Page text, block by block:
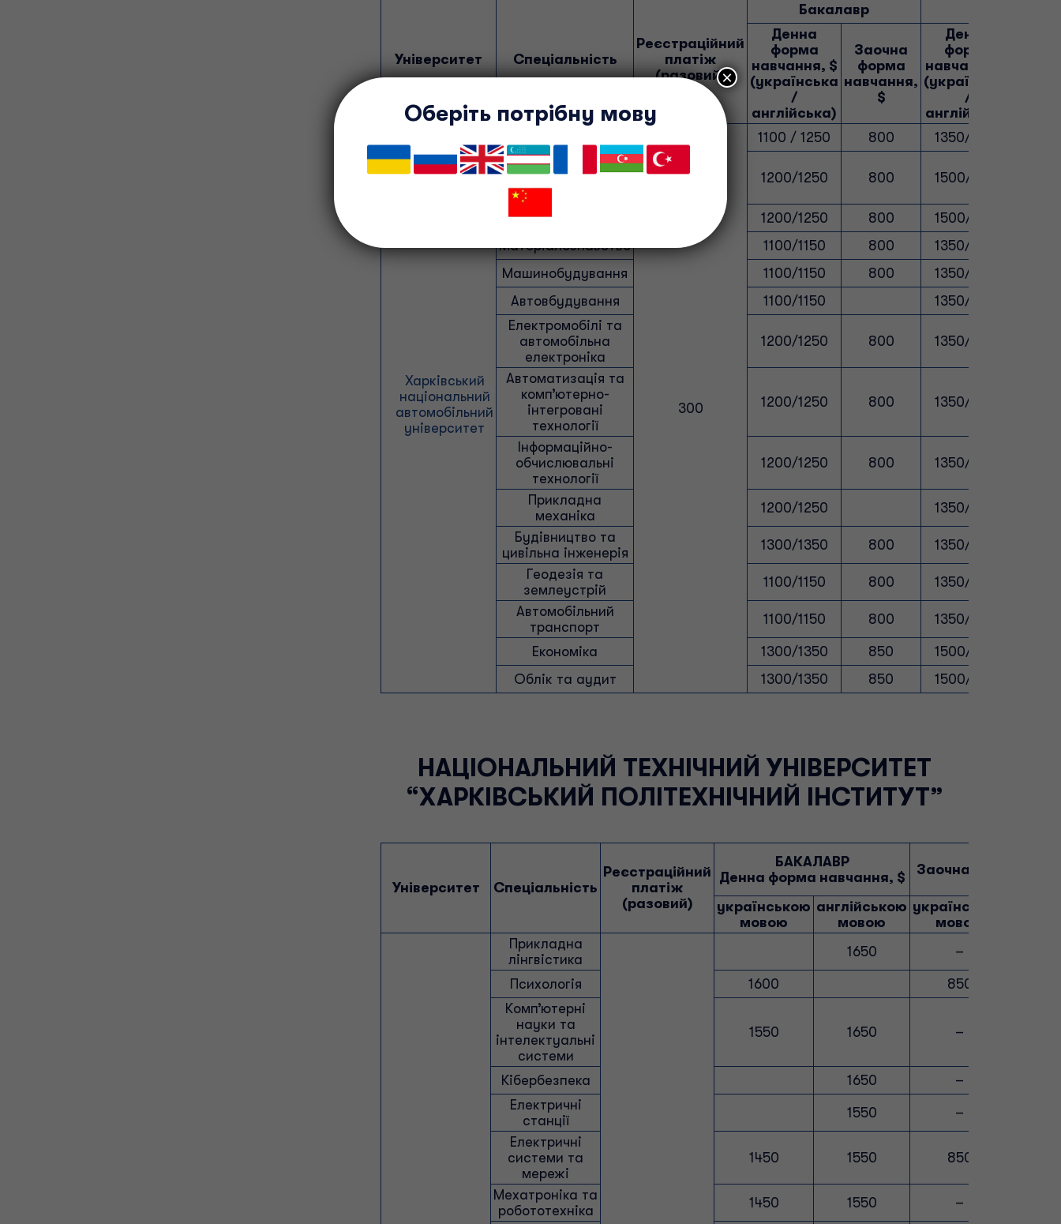
Університет Спеціальність
Реєстраційний
платіж
(разовий)
Бакалавр
Денна
форма
навчання, $
(українська
/
англійська)
Заочна
форма
навчання,
$
Денна
форма
навчання, $
(українська
/
англійська)
Харківський
національний
автомобільний
університет
300
1100 / 1250 800 1350/1400
Інженерія
програмного
забезпечення
1200/1250 800 1500/1550
Комп’ютерні науки 1200/1250 800 1500/1550
Матеріалознавство
1100/1150 800 1350/1400
Машинобудування
1100/1150 800 1350/1400
Автовбудування
1100/1150 1350/1400
Електромобілі та
автомобільна
електроніка
1200/1250 800 1350/1400
Автоматизація та
комп’ютерно-
інтегровані
технології
1200/1250 800 1350/1400
Інформаційно-
обчислювальні
технології
1200/1250 800 1350/1400
Прикладна
механіка
1200/1250 1350/1400
Будівництво та
цивільна інженерія
1300/1350 800 1350/1400
Геодезія та
землеустрій
1100/1150 800 1350/1400
Автомобільний
транспорт
1100/1150 800 1350/1400
Економіка 1300/1350 850 1500/1550
Облік та аудит
1300/1350 850 1500/1550
НАЦІОНАЛЬНИЙ ТЕХНІЧНИЙ УНІВЕРСИТЕТ
“ХАРКІВСЬКИЙ ПОЛІТЕХНІЧНИЙ ІНСТИТУТ”
Університет Спеціальність
Реєстраційний
платіж
(разовий)
БАКАЛАВР
Денна форма навчання, $
Заочна форма
українською
мовою
англійською
мовою
українською
мовою
Прикладна
лінгвістика
1650 –
Психологія 1600 850
Комп’ютерні
науки та
інтелектуальні
системи
1550 1650 –
Кібербезпека 1650 –
Електричні
станції
1550 –
Електричні
системи та
мережі
1450 1550 850
Мехатроніка та
робототехніка
1450 1550 –
Оберіть потрібну мову
×